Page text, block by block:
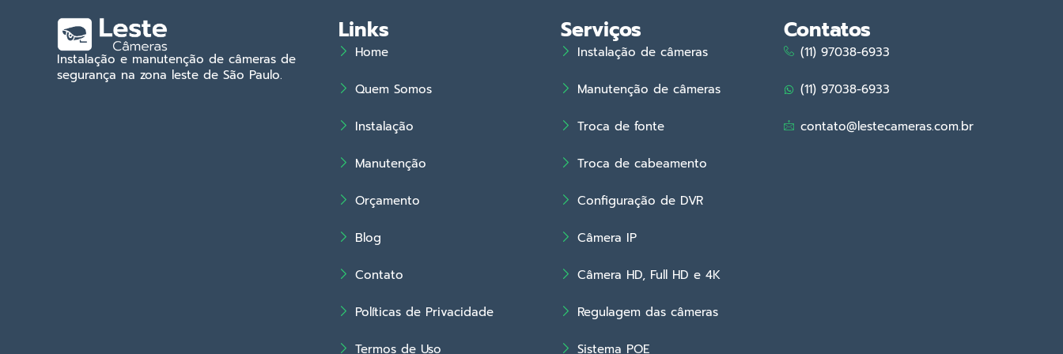
Instalação e manutenção de câmeras de
segurança na zona leste de São Paulo.
Links
Home
Quem Somos
Instalação
Manutenção
Orçamento
Blog
Contato
Políticas de Privacidade
Termos de Uso
Serviços
Instalação de câmeras
Manutenção de câmeras
Troca de fonte
Troca de cabeamento
Configuração de DVR
Câmera IP
Câmera HD, Full HD e 4K
Regulagem das câmeras
Sistema POE
Contatos
(11) 97038-6933
(11) 97038-6933
contato@lestecameras.com.br